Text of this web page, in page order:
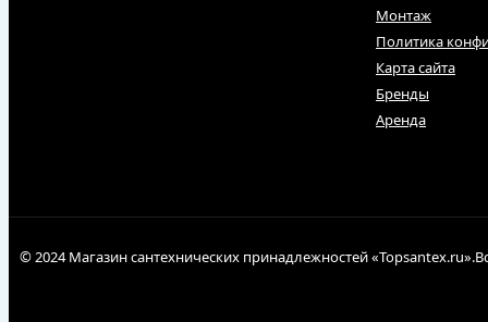
Монтаж
Политика
Карта сайта
Бренды
Аренда
© 2024 Магазин сантехнических принадлежностей